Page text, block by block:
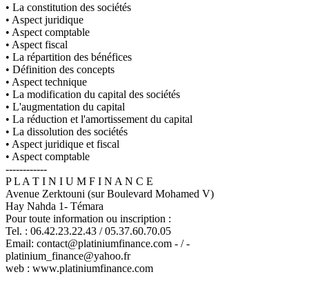
• La constitution des sociétés
• Aspect juridique
• Aspect comptable
• Aspect fiscal
• La répartition des bénéfices
• Définition des concepts
• Aspect technique
• La modification du capital des sociétés
• L'augmentation du capital
• La réduction et l'amortissement du capital
• La dissolution des sociétés
• Aspect juridique et fiscal
• Aspect comptable
------------
P L A T I N I U M F I N A N C E
Avenue Zerktouni (sur Boulevard Mohamed V)
Hay Nahda 1- Témara
Pour toute information ou inscription :
Tel. : 06.42.23.22.43 / 05.37.60.70.05
Email: contact@platiniumfinance.com - / -
platinium_finance@yahoo.fr
web : www.platiniumfinance.com